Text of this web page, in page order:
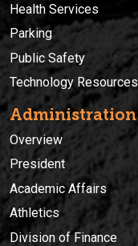
Health Services
Parking
Public Safety
Technology Resources
Administration
Overview
President
Academic Affairs
Athletics
Division of Finance